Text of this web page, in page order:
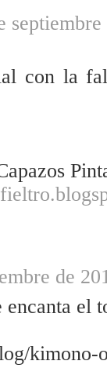
con la
de
encanta el
kimono-